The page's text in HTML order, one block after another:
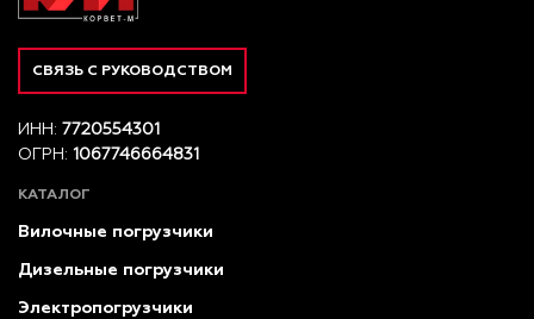
СВЯЗЬ С РУКОВОДСТВОМ
ИНН: 7720554301
ОГРН: 1067746664831
КАТАЛОГ
Вилочные погрузчики
Дизельные погрузчики
Электропогрузчики